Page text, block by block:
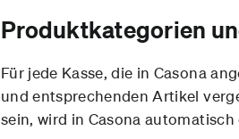
Produktkategorien
Für jede Kasse, die in Casona
und entsprechenden Artikel
sein, wird in Casona